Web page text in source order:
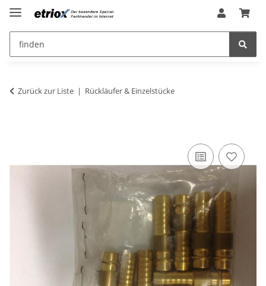
Zurück zur Liste Rückläufer & Einzelstücke